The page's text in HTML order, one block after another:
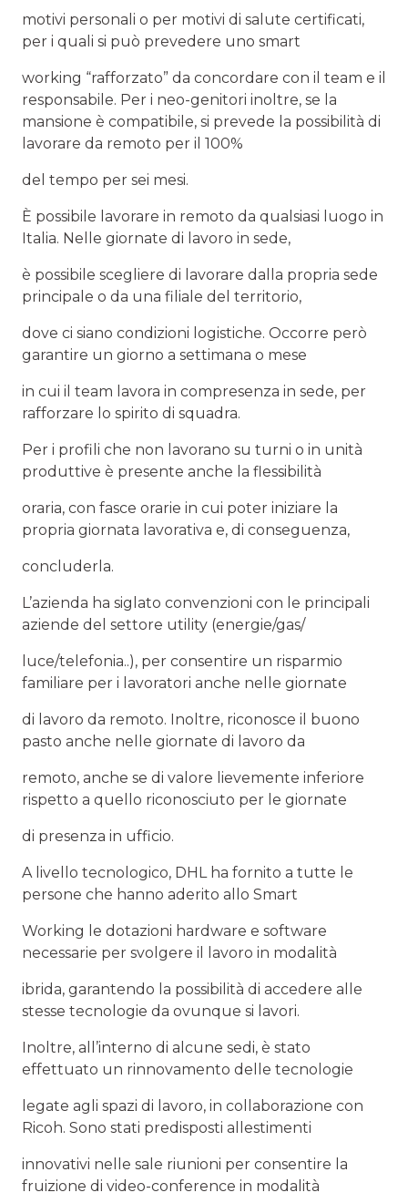
motivi personali o per motivi di salute certificati,
per i quali si può prevedere uno smart
working “rafforzato” da concordare con il team e il
responsabile. Per i neo-genitori inoltre, se la
mansione è compatibile, si prevede la possibilità di
lavorare da remoto per il 100%
del tempo per sei mesi.
È possibile lavorare in remoto da qualsiasi luogo in
Italia. Nelle giornate di lavoro in sede,
è possibile scegliere di lavorare dalla propria sede
principale o da una filiale del territorio,
dove ci siano condizioni logistiche. Occorre però
garantire un giorno a settimana o mese
in cui il team lavora in compresenza in sede, per
rafforzare lo spirito di squadra.
Per i profili che non lavorano su turni o in unità
produttive è presente anche la flessibilità
oraria, con fasce orarie in cui poter iniziare la
propria giornata lavorativa e, di conseguenza,
concluderla.
L’azienda ha siglato convenzioni con le principali
aziende del settore utility (energie/gas/
luce/telefonia..), per consentire un risparmio
familiare per i lavoratori anche nelle giornate
di lavoro da remoto. Inoltre, riconosce il buono
pasto anche nelle giornate di lavoro da
remoto, anche se di valore lievemente inferiore
rispetto a quello riconosciuto per le giornate
di presenza in ufficio.
A livello tecnologico, DHL ha fornito a tutte le
persone che hanno aderito allo Smart
Working le dotazioni hardware e software
necessarie per svolgere il lavoro in modalità
ibrida, garantendo la possibilità di accedere alle
stesse tecnologie da ovunque si lavori.
Inoltre, all’interno di alcune sedi, è stato
effettuato un rinnovamento delle tecnologie
legate agli spazi di lavoro, in collaborazione con
Ricoh. Sono stati predisposti allestimenti
innovativi nelle sale riunioni per consentire la
fruizione di video-conference in modalità